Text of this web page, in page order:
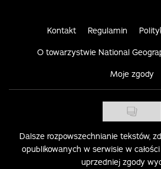
Kontakt Regulamin
O towarzystwie National
Moje zgody
Dalsze rozpowszechnianie tekstów,
opublikowanych w serwisie w
uprzedniej zgody